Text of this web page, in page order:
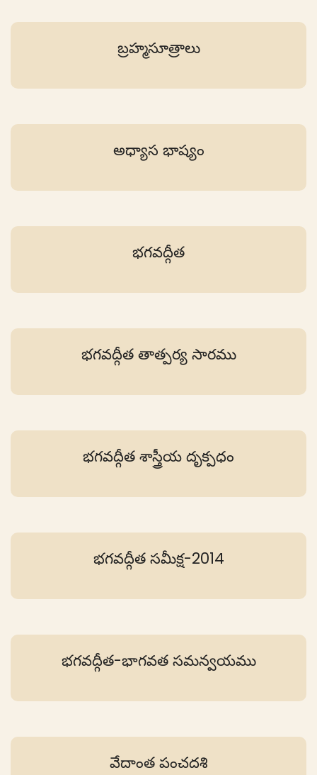
బ్రహ్మసూత్రాలు
అధ్యాస భాష్యం
భగవద్గీత
భగవద్గీత తాత్పర్య సారము
భగవద్గీత శాస్త్రీయ దృక్పధం
భగవద్గీత సమీక్ష-2014
భగవద్గీత-భాగవత సమన్వయము
వేదాంత పంచదశి